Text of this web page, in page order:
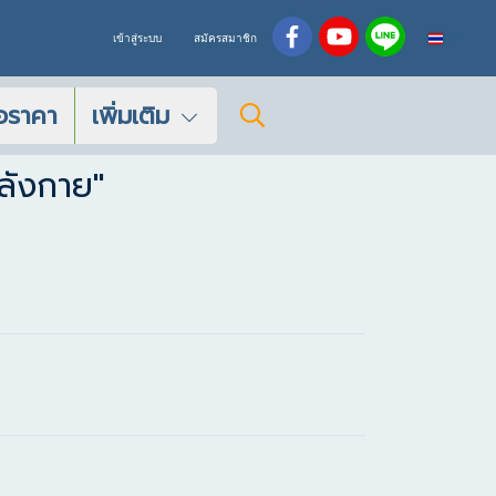
เข้าสู่ระบบ สมัครสมาชิก
าคา เพิ่มเติม
งกาย"